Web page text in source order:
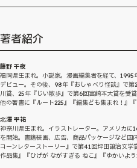
著者紹介
藤野 千夜
福岡県生まれ。小説家。漫画編集者を経て、
デビュー。その後、98年『おしゃべり怪談』で
川賞、25年『じい散歩』で第6回宮崎本大賞を受
他の著書に『ルート225』『編集ども集まれ！』『
北澤 平祐
神奈川県生まれ。イラストレーター。アメリカに
を開始。書籍装画、広告、商品パッケージなど
コーンレターストーリー』で第41回坪田譲治文
作品集』『ひげが ながすぎる ねこ』『ゆかいよう